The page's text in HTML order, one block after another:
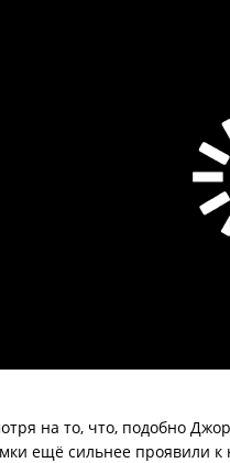
на то, что, подобно
ещё сильнее проявили к